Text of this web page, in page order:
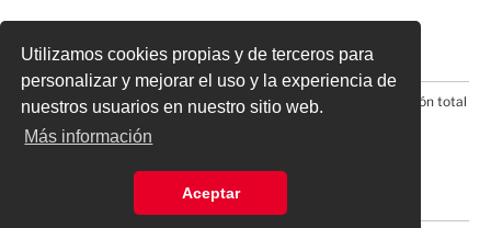
Utilizamos cookies propias y de terceros para
personalizar y mejorar el uso y la experiencia de
nuestros usuarios en nuestro sitio web.
Más información
Aceptar
© 2026 Todos los derechos reservados. Prohibida la reproducción total
o parcial, incluyendo cualquier medio electrónico*